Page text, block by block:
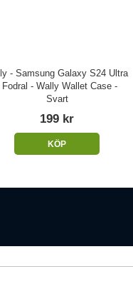
- Samsung Galaxy S24 Ultra
Fodral - Wally Wallet Case -
Svart
199 kr
KÖP